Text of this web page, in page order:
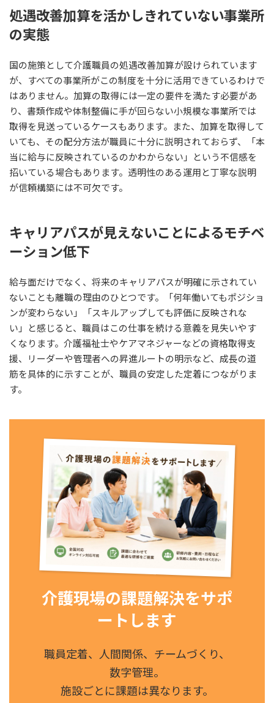
処遇改善加算を活かしきれていない事業所
の実態
国の施策として介護職員の処遇改善加算が設けられています
が、すべての事業所がこの制度を十分に活用できているわけで
はありません。加算の取得には一定の要件を満たす必要があ
り、書類作成や体制整備に手が回らない小規模な事業所では
取得を見送っているケースもあります。また、加算を取得して
いても、その配分方法が職員に十分に説明されておらず、「本
当に給与に反映されているのかわからない」という不信感を
招いている場合もあります。透明性のある運用と丁寧な説明
が信頼構築には不可欠です。
キャリアパスが見えないことによるモチベ
ーション低下
給与面だけでなく、将来のキャリアパスが明確に示されてい
ないことも離職の理由のひとつです。「何年働いてもポジショ
ンが変わらない」「スキルアップしても評価に反映されな
い」と感じると、職員はこの仕事を続ける意義を見失いやす
くなります。介護福祉士やケアマネジャーなどの資格取得支
援、リーダーや管理者への昇進ルートの明示など、成長の道
筋を具体的に示すことが、職員の安定した定着につながりま
す。
介護現場の課題解決をサポ
ートします
職員定着、人間関係、チームづくり、
数字管理。
施設ごとに課題は異なります。